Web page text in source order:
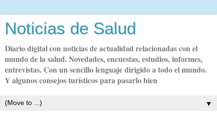
Noticias de Salud
Diario digital con noticias de actualidad relacionadas con el
mundo de la salud. Novedades, encuestas, estudios, informes,
entrevistas. Con un sencillo lenguaje dirigido a todo el mundo.
Y algunos consejos turísticos para pasarlo bien
▼